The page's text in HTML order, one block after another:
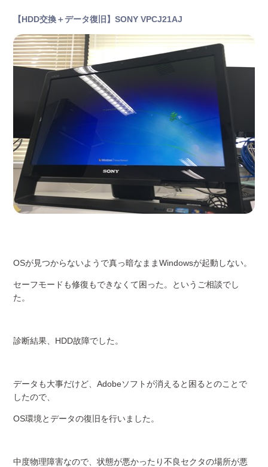
【HDD交換＋データ復旧】SONY VPCJ21AJ
OSが見つからないようで真っ暗なままWindowsが起動しない。
セーフモードも修復もできなくて困った。というご相談でし
た。
診断結果、HDD故障でした。
データも大事だけど、Adobeソフトが消えると困るとのことで
したので、
OS環境とデータの復旧を行いました。
中度物理障害なので、状態が悪かったり不良セクタの場所が悪